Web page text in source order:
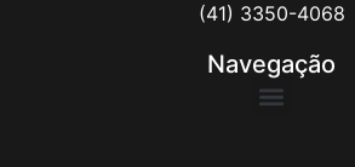
(41) 3350-4068
Navegação